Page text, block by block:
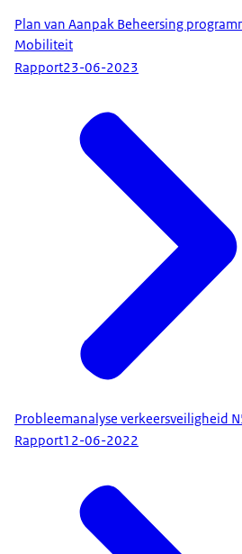
Plan van Aanpak Beheersing
Mobiliteit
Rapport23-06-2023
Probleemanalyse verkeersveiligheid
Rapport12-06-2022